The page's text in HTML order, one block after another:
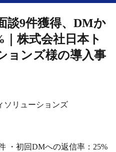
談9件獲得、DMか
株式会社日本ト
ョンズ様の導入事
ソリューションズ
・初回DMへの返信率：25%